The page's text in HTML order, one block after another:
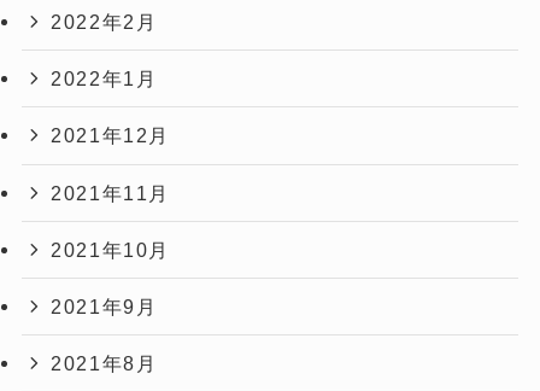
2022年2月
2022年1月
2021年12月
2021年11月
2021年10月
2021年9月
2021年8月